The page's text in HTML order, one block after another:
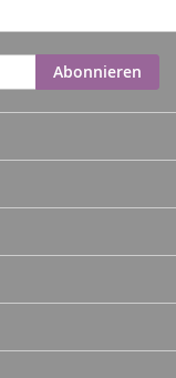
Abonnieren